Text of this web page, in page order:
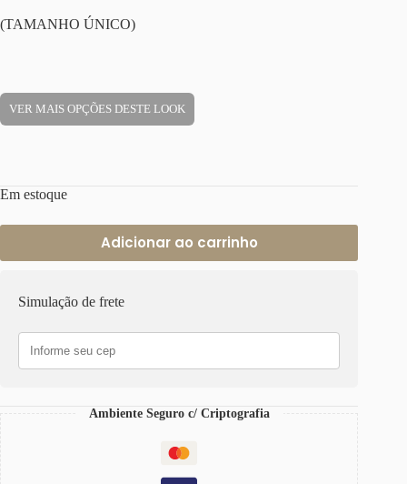
(TAMANHO ÚNICO)
VER MAIS OPÇÕES DESTE LOOK
Em estoque
Adicionar ao carrinho
Simulação de frete
Ambiente Seguro c/ Criptografia